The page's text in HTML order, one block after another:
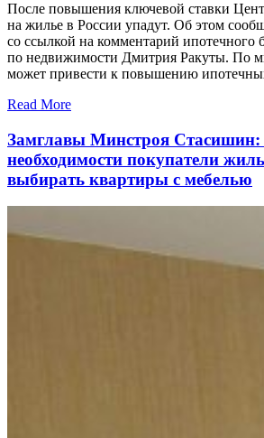
После повышения ключевой ставки
на жилье в России упадут. Об этом
со ссылкой на комментарий ипотечного
по недвижимости Дмитрия Ракуты. По
может привести к повышению
Read More
Замглавы Минстроя Стасишин:
необходимости покупатели
выбирать квартиры с мебелью